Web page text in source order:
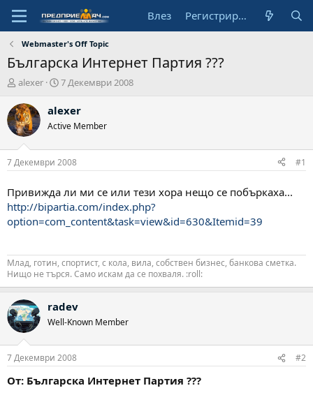
Влез Регистрирай се
Webmaster's Off Topic
Българска Интернет Партия ???
А
т
о
р
alexer
Н
ч
а
л
а
д
т
а
7 Декември 2008
alexer
Active Member
7 Декември 2008 #1
Привижда ли ми се или тези хора нещо се побъркаха...
http://bipartia.com/index.php?
option=com_content&task=view&id=630&Itemid=39
Млад, готин, спортист, с кола, вила, собствен бизнес, банкова сметка.
Нищо не търся. Само искам да се похваля. :roll:
radev
Well-Known Member
7 Декември 2008 #2
От: Българска Интернет Партия ???